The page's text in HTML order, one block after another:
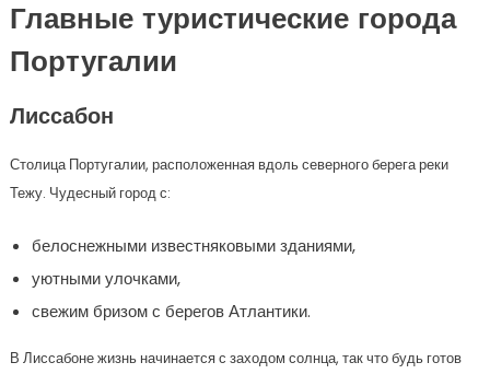
Главные туристические города
Португалии
Лиссабон
Столица Португалии, расположенная вдоль северного берега реки
Тежу. Чудесный город с:
белоснежными известняковыми зданиями,
уютными улочками,
свежим бризом с берегов Атлантики.
В Лиссабоне жизнь начинается с заходом солнца, так что будь готов